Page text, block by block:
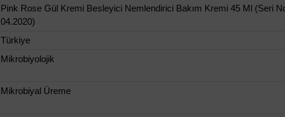
Pink Rose Gül Kremi Besleyici Nemlendirici Bakım Kremi 45 Ml (Seri
04.2020)
Türkiye
Mikrobiyolojik
Mikrobiyal Üreme